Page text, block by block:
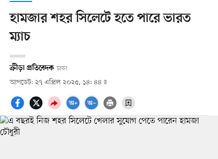
হামজার শহর সিলেটে হতে পারে ভারত
ম্যাচ
ক্রীড়া প্রতিবেদক ঢাকা
আপডেট: ২৭ এপ্রিল ২০২৫, ১৪: ৪৪